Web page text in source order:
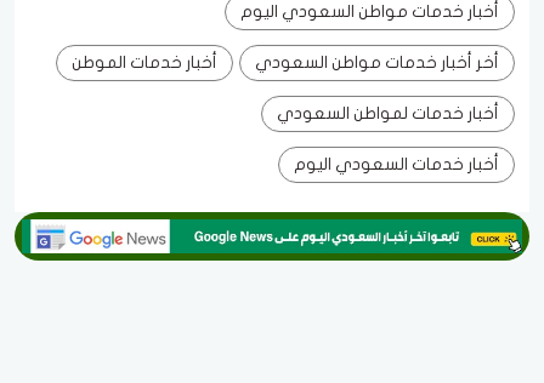
أخبار خدمات مواطن السعودي اليوم
أخر أخبار خدمات مواطن السعودي أخبار خدمات الموطن
أخبار خدمات لمواطن السعودي
أخبار خدمات السعودي اليوم